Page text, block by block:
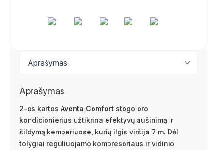
Aprašymas
2-os kartos Aventa Comfort stogo oro
kondicionierius užtikrina efektyvų aušinimą ir
šildymą kemperiuose, kurių ilgis viršija 7 m. Dėl
tolygiai reguliuojamo kompresoriaus ir vidinio